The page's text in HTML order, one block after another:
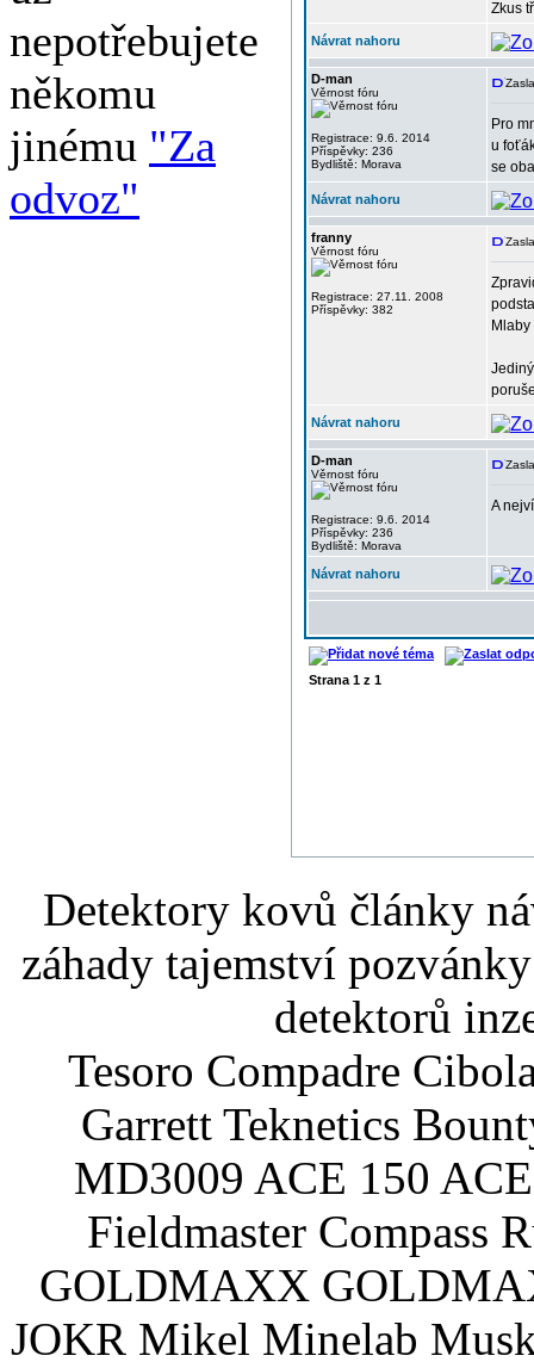
nepotřebujete
někomu
jinému "Za
odvoz"
Zkus
Návrat nahoru
D-man
Věrnost fóru
Registrace: 9.6. 2014
Příspěvky: 236
Bydliště: Morava
Pro
u
se
Návrat nahoru
franny
Věrnost fóru
Registrace: 27.11. 2008
Příspěvky: 382
Návrat nahoru
D-man
Věrnost fóru
Registrace: 9.6. 2014
Příspěvky: 236
Bydliště: Morava
A
Návrat nahoru
Strana 1 z 1
Detektory kovů články
záhady tajemství
detektorů
Tesoro Compadre
Garrett Teknetics
MD3009 ACE 150
Fieldmaster Compass
GOLDMAXX
JOKR Mikel Minelab